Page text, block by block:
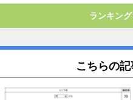
ランキン
こちらの